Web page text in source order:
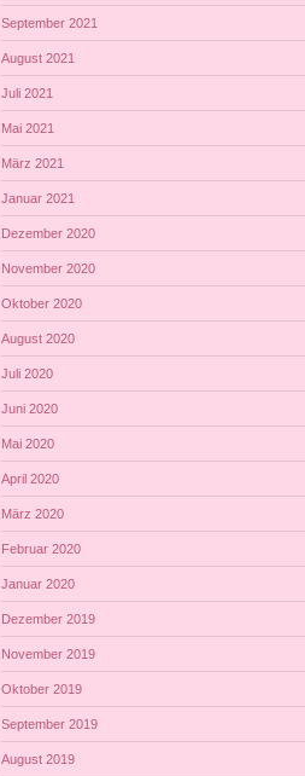
September 2021
August 2021
Juli 2021
Mai 2021
März 2021
Januar 2021
Dezember 2020
November 2020
Oktober 2020
August 2020
Juli 2020
Juni 2020
Mai 2020
April 2020
März 2020
Februar 2020
Januar 2020
Dezember 2019
November 2019
Oktober 2019
September 2019
August 2019